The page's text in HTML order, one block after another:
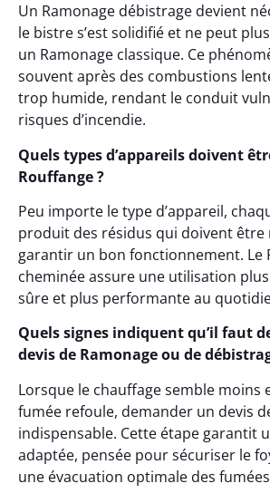
Un Ramonage débistrage devient
le bistre s’est solidifié et ne peut
un Ramonage classique. Ce
souvent après des combustions
trop humide, rendant le conduit
risques d’incendie.
Quels types d’appareils doivent
Rouffange ?
Peu importe le type d’appareil,
produit des résidus qui doivent
garantir un bon fonctionnement. Le
cheminée assure une utilisation
sûre et plus performante au
Quels signes indiquent qu’il faut
devis de Ramonage ou de
Lorsque le chauffage semble moins
fumée refoule, demander un devis
indispensable. Cette étape garantit
adaptée, pensée pour sécuriser le
une évacuation optimale des